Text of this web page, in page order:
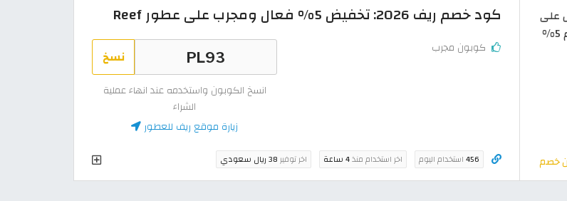
على
خصم
كود خصم ريف 2026: تخفيض 5% فعال ومجرب على عطور Reef
كوبون مجرب نسخ
انسخ الكوبون واستخدمه عند انهاء عملية
الشراء
زيارة موقع ريف للعطور
456استخدام اليوم اخر استخدام منذ4 ساعة اخر توفير38 ريال سعودي